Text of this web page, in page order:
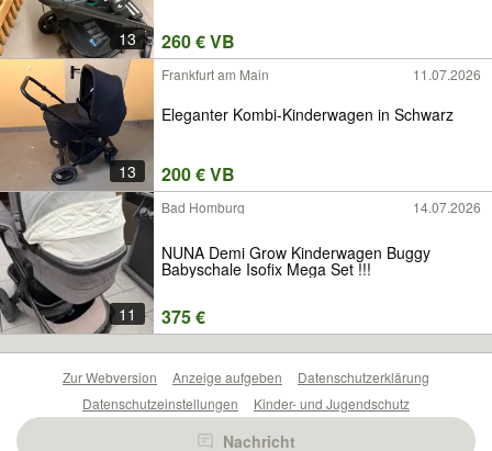
13 260 € VB
13
Frankfurt am Main 11.07.2026
Eleganter Kombi-Kinderwagen in Schwarz
200 € VB
11
Bad Homburg 14.07.2026
NUNA Demi Grow Kinderwagen Buggy
Babyschale Isofix Mega Set !!!
375 €
Nachricht
Zur Webversion Anzeige aufgeben
Datenschutzerklärung
Datenschutzeinstellungen
Kinder- und Jugendschutz
Barrierefreiheitserklärung